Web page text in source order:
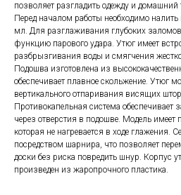
позволяет разгладить одежду и домашний
Перед началом работы необходимо
мл. Для разглаживания глубоких
функцию парового удара. Утюг имеет
разбрызгивания воды и смягчения
Подошва изготовлена из
обеспечивает плавное скольжение. Утюг
вертикального отпаривания висящих
Противокапельная система обеспечивает
через отверстия в подошве. Модель имеет
которая не нагревается в ходе глажения.
посредством шарнира, что позволяет
доски без риска повредить шнур. Корпус
произведен из жаропрочного пластика.